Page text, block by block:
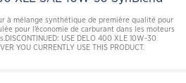
à mélange synthétique de première qualité pour
pour l’économie de carburant dans les moteurs
USE DELO 400 XLE 10W-30
YOU CURRENTLY USE THIS PRODUCT.